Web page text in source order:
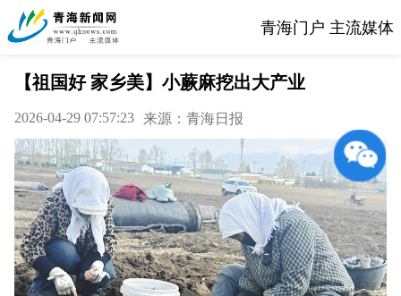
青海门户 主流媒体
【祖国好 家乡美】小蕨麻挖出大产业
2026-04-29 07:57:23 来源：青海日报